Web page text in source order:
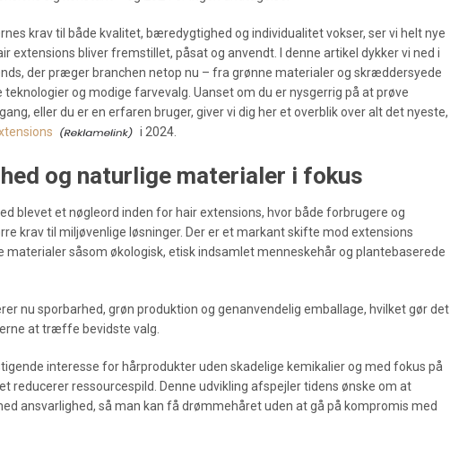
krav til både kvalitet, bæredygtighed og individualitet vokser, ser vi helt nye
extensions bliver fremstillet, påsat og anvendt. I denne artikel dykker vi ned i
der præger branchen netop nu – fra grønne materialer og skræddersyede
teknologier og modige farvevalg. Uanset om du er nysgerrig på at prøve
eller du er en erfaren bruger, giver vi dig her et overblik over alt det nyeste,
i 2024.
og naturlige materialer i fokus
blevet et nøgleord inden for hair extensions, hvor både forbrugere og
krav til miljøvenlige løsninger. Der er et markant skifte mod extensions
såsom økologisk, etisk indsamlet menneskehår og plantebaserede
nu sporbarhed, grøn produktion og genanvendelig emballage, hvilket gør det
at træffe bevidste valg.
interesse for hårprodukter uden skadelige kemikalier og med fokus på
reducerer ressourcespild. Denne udvikling afspejler tidens ønske om at
ansvarlighed, så man kan få drømmehåret uden at gå på kompromis med